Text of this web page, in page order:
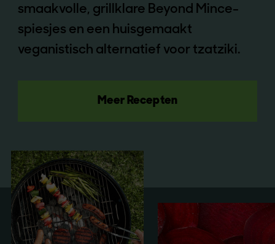
smaakvolle, grillklare Beyond Mince-
spiesjes en een huisgemaakt
veganistisch alternatief voor tzatziki.
Meer Recepten